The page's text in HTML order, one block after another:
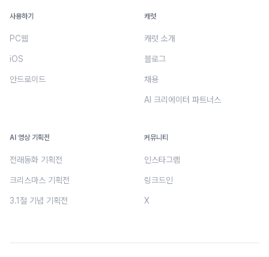
사용하기
PC웹
iOS
안드로이드
캐럿
캐럿 소개
블로그
채용
AI 크리에이터 파트너스
AI 영상 기획전
전래동화 기획전
크리스마스 기획전
3.1절 기념 기획전
커뮤니티
인스타그램
링크드인
X